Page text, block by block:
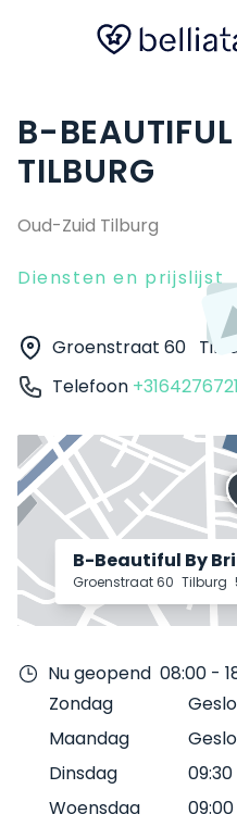
B-
TILBURG
Oud-Zuid Tilburg
Diensten en prijslijst
Groenstraat 60
Telefoon
B-Beautiful By
Groenstraat 60 Tilburg
Nu geopend 08:00 -
Zondag
Maandag
Dinsdag
09:30
Woensdag
09:00